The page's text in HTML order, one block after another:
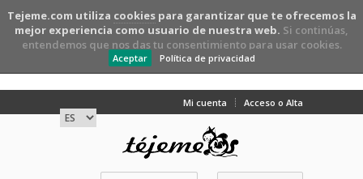
Tejeme.com utiliza cookiespara garantizar que te ofrecemos la
mejor experiencia como usuario de nuestra web. Si continúas,
entendemos que nos das tu consentimiento para usar cookies.
Aceptar Política de privacidad
Mi cuenta Acceso o Alta